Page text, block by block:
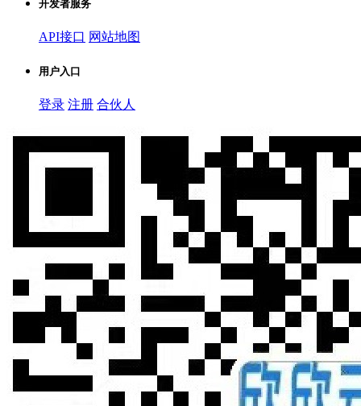
开发者服务
API接口 网站地图
用户入口
登录 注册 合伙人